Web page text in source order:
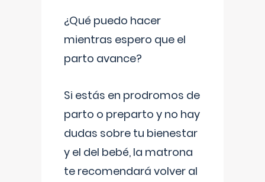
¿Qué puedo hacer
mientras espero que el
parto avance?
Si estás en prodromos de
parto o preparto y no hay
dudas sobre tu bienestar
y el del bebé, la matrona
te recomendará volver al